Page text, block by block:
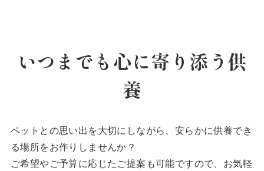
いつまでも心に寄り添う供
養
ペットとの思い出を大切にしながら、安らかに供養でき
る場所をお作りしませんか？
ご希望やご予算に応じたご提案も可能ですので、お気軽